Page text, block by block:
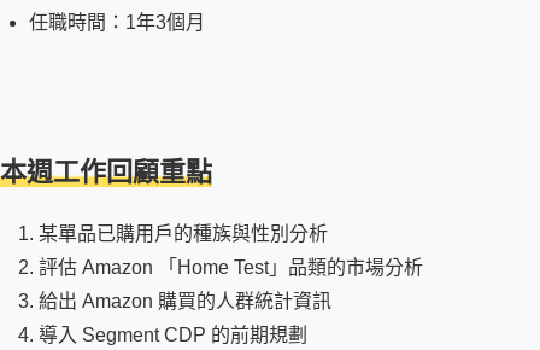
任職時間：1年3個月
本週工作回顧重點
某單品已購用戶的種族與性別分析
評估 Amazon 「Home Test」品類的市場分析
給出 Amazon 購買的人群統計資訊
導入 Segment CDP 的前期規劃